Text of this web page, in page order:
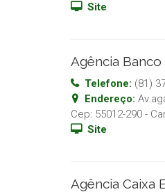
Site
Agência
Telefone: (81)
Endereço:
Cep: 55012-290 -
Site
Agência Caixa